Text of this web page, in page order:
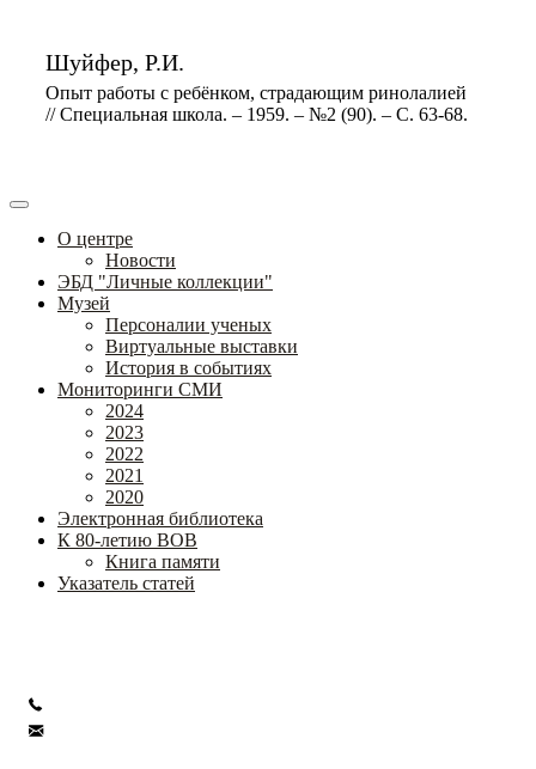
Шуйфер, Р.И.
Опыт работы с ребёнком, страдающим ринолалией
// Специальная школа. – 1959. – №2 (90). – С. 63-68.
О центре
Новости
ЭБД "Личные коллекции"
Музей
Персоналии ученых
Виртуальные выставки
История в событиях
Мониторинги СМИ
2024
2023
2022
2021
2020
Электронная библиотека
К 80-летию ВОВ
Книга памяти
Указатель статей